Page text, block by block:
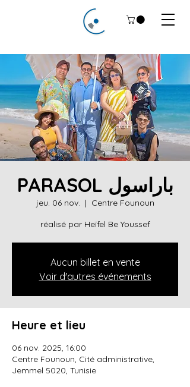
PARASOL باراسول
jeu. 06 nov.
  |
Centre Founoun
réalisé par Heïfel Be Youssef
Aucun billet en vente
Voir d'autres événements
Heure et lieu
06 nov. 2025, 16:00
Centre Founoun, Cité administrative,
Jemmel 5020, Tunisie